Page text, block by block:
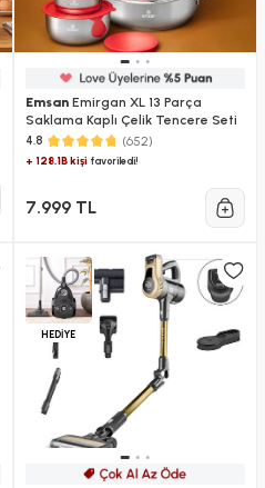
EmsanEmirgan XL 13 Parça
Saklama Kaplı Çelik Tencere Seti
4.8 (652)
+ 128.1B kişifavoriledi!
7.999 TL
HEDİYE